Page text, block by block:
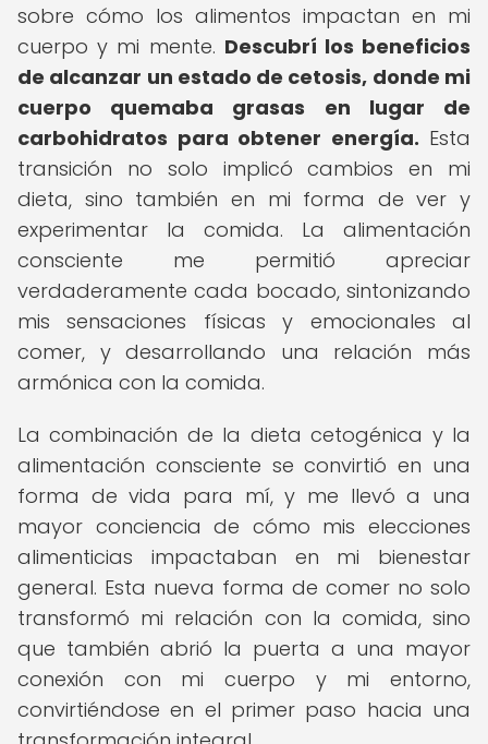
sobre cómo los alimentos impactan en mi
cuerpo y mi mente. Descubrí los beneficios
de alcanzar un estado de cetosis, donde mi
cuerpo quemaba grasas en lugar de
carbohidratos para obtener energía. Esta
transición no solo implicó cambios en mi
dieta, sino también en mi forma de ver y
experimentar la comida. La alimentación
consciente me permitió apreciar
verdaderamente cada bocado, sintonizando
mis sensaciones físicas y emocionales al
comer, y desarrollando una relación más
armónica con la comida.
La combinación de la dieta cetogénica y la
alimentación consciente se convirtió en una
forma de vida para mí, y me llevó a una
mayor conciencia de cómo mis elecciones
alimenticias impactaban en mi bienestar
general. Esta nueva forma de comer no solo
transformó mi relación con la comida, sino
que también abrió la puerta a una mayor
conexión con mi cuerpo y mi entorno,
convirtiéndose en el primer paso hacia una